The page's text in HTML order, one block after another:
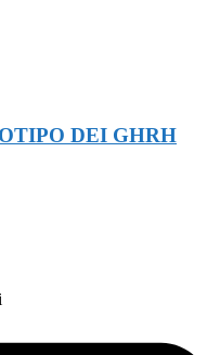
DEI GHRH